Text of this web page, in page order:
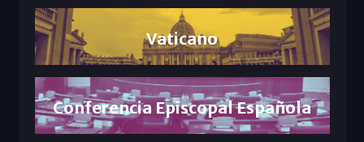
Vaticano
Conferencia Episcopal Española